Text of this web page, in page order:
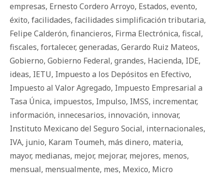
empresas, Ernesto Cordero Arroyo, Estados, evento,
éxito, facilidades, facilidades simplificación tributaria,
Felipe Calderón, financieros, Firma Electrónica, fiscal,
fiscales, fortalecer, generadas, Gerardo Ruiz Mateos,
Gobierno, Gobierno Federal, grandes, Hacienda, IDE,
ideas, IETU, Impuesto a los Depósitos en Efectivo,
Impuesto al Valor Agregado, Impuesto Empresarial a
Tasa Única, impuestos, Impulso, IMSS, incrementar,
información, innecesarios, innovación, innovar,
Instituto Mexicano del Seguro Social, internacionales,
IVA, junio, Karam Toumeh, más dinero, materia,
mayor, medianas, mejor, mejorar, mejores, menos,
mensual, mensualmente, mes, Mexico, Micro